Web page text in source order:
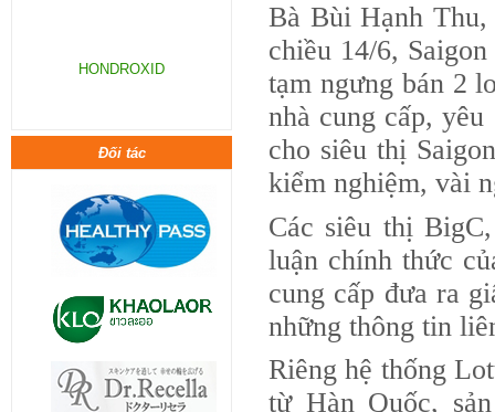
MEMORY DRIVE-Phục hồi tế bào
não, tăng cường tính hiệp đồng
máu não. Tăng cường trí
nhớ,phát triển khả năng nhạy bén
tư duy
Đối tác
Bà Bùi Hạnh Thu,
chiều 14/6,
tạm ngưng bán 2
nhà cung cấp,
cho siêu thị
kiểm nghiệm, vài
Các siêu thị
luận chính thức
cung cấp đưa ra
những thông tin
Riêng hệ thống
từ Hàn Quốc,